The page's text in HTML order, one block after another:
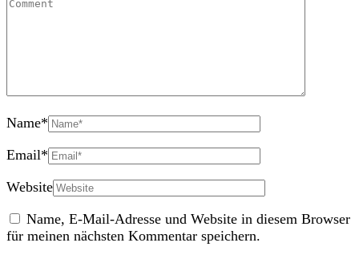
Name*
Email*
Website
Name, E-Mail-Adresse und Website in diesem Browser
für meinen nächsten Kommentar speichern.